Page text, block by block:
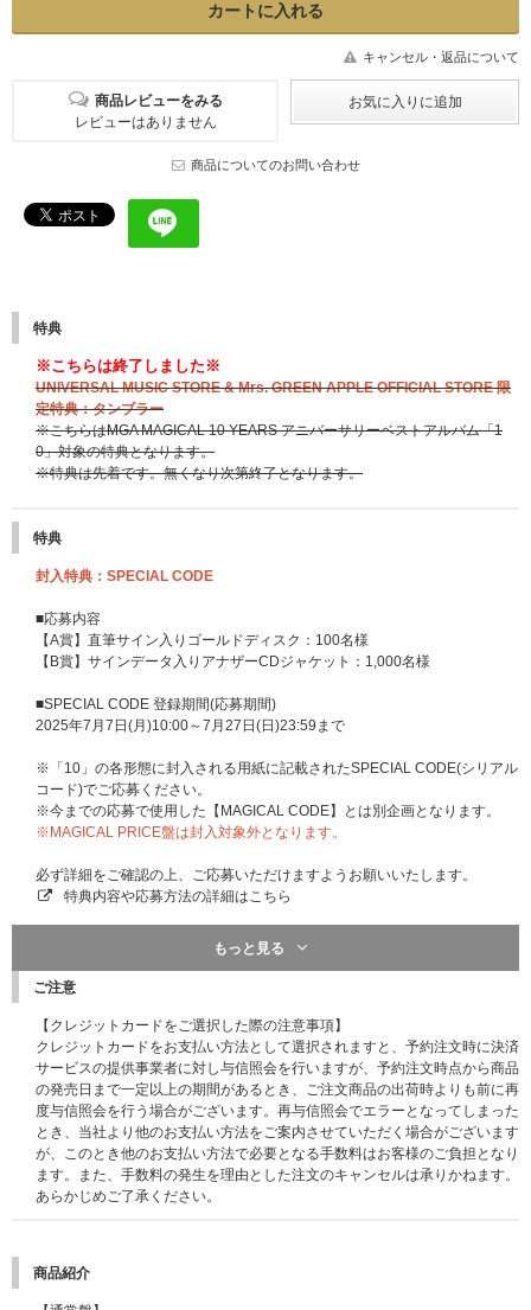
キャンセル・返品について
商品レビューをみる
レビューはありません
商品についてのお問い合わせ
特典
※こちらは終了しました※
UNIVERSAL MUSIC STORE & Mrs. GREEN APPLE OFFICIAL STORE 限
定特典：タンブラー
※こちらはMGA MAGICAL 10 YEARS アニバーサリーベストアルバム「1
0」対象の特典となります。
※特典は先着です。無くなり次第終了となります。
特典
封入特典：SPECIAL CODE
■応募内容
【A賞】直筆サイン入りゴールドディスク：100名様
【B賞】サインデータ入りアナザーCDジャケット：1,000名様
■SPECIAL CODE 登録期間(応募期間)
2025年7月7日(月)10:00～7月27日(日)23:59まで
※「10」の各形態に封入される用紙に記載されたSPECIAL CODE(シリアル
コード)でご応募ください。
※今までの応募で使用した【MAGICAL CODE】とは別企画となります。
※MAGICAL PRICE盤は封入対象外となります。
必ず詳細をご確認の上、ご応募いただけますようお願いいたします。
特典内容や応募方法の詳細はこちら
※応募終了後も、商品ページの表記の変更はございません。ご了承くださ
もっと見る
ご注意
【クレジットカードをご選択した際の注意事項】
クレジットカードをお支払い方法として選択されますと、予約注文時に決済
サービスの提供事業者に対し与信照会を行いますが、予約注文時点から商品
の発売日まで一定以上の期間があるとき、ご注文商品の出荷時よりも前に再
度与信照会を行う場合がございます。再与信照会でエラーとなってしまった
とき、当社より他のお支払い方法をご案内させていただく場合がございます
が、このとき他のお支払い方法で必要となる手数料はお客様のご負担となり
ます。また、手数料の発生を理由とした注文のキャンセルは承りかねます。
あらかじめご了承ください。
商品紹介